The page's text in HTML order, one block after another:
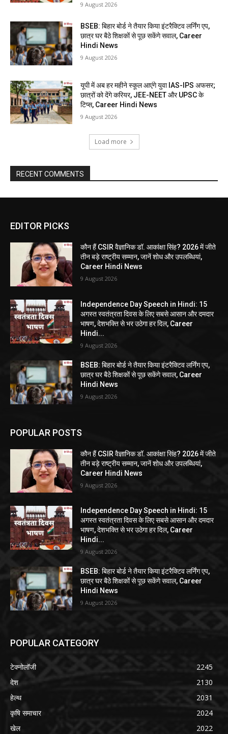
9 August 2026
BSEB: बिहार बोर्ड ने तैयार किया इंटरैक्टिव लर्निंग एप,
छात्र घर बैठे शिक्षकों से पूछ सकेंगे सवाल, Career
Hindi News
9 August 2026
यूपी में अब हर महीने स्कूल आएंगे युवा IAS-IPS अफसर;
छात्रों को देंगे करियर, JEE-NEET और UPSC के
टिप्स, Career Hindi News
9 August 2026
Load more
RECENT COMMENTS
EDITOR PICKS
कौन हैं CSIR वैज्ञानिक डॉ. आकांक्षा सिंह? 2026 में जीते
तीन बड़े राष्ट्रीय सम्मान, जानें शोध और उपलब्धियां,
Career Hindi News
9 August 2026
Independence Day Speech in Hindi: 15
अगस्त स्वतंत्रता दिवस के लिए सबसे आसान और दमदार
भाषण, देशभक्ति से भर उठेगा हर दिल, Career
Hindi...
9 August 2026
BSEB: बिहार बोर्ड ने तैयार किया इंटरैक्टिव लर्निंग एप,
छात्र घर बैठे शिक्षकों से पूछ सकेंगे सवाल, Career
Hindi News
9 August 2026
POPULAR POSTS
कौन हैं CSIR वैज्ञानिक डॉ. आकांक्षा सिंह? 2026 में जीते
तीन बड़े राष्ट्रीय सम्मान, जानें शोध और उपलब्धियां,
Career Hindi News
9 August 2026
Independence Day Speech in Hindi: 15
अगस्त स्वतंत्रता दिवस के लिए सबसे आसान और दमदार
भाषण, देशभक्ति से भर उठेगा हर दिल, Career
Hindi...
9 August 2026
BSEB: बिहार बोर्ड ने तैयार किया इंटरैक्टिव लर्निंग एप,
छात्र घर बैठे शिक्षकों से पूछ सकेंगे सवाल, Career
Hindi News
9 August 2026
POPULAR CATEGORY
टेक्नोलॉजी
2245
देश
2130
हेल्थ
2031
कृषि समाचार
2024
खेल
2022